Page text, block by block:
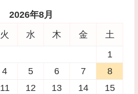
2026年8月
火 水 木 金
土
1
4 5 6 7
8
11 12 13 14
15